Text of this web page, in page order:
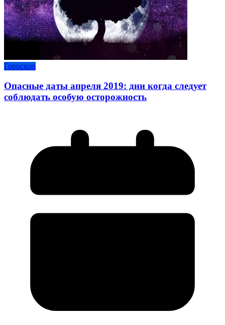
Гороскоп
Опасные даты апреля 2019: дни когда следует
соблюдать особую осторожность